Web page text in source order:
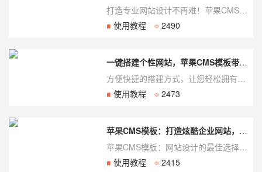
打造专业网站设计不再难！苹果CMS模板是一个强大的网站设计工具，可以帮助你成为真正的网...
使用教程
2490
一键搭建个性网站，苹果CMS模板带您飞越设计天际
方便快捷的搭建方式，让您轻松拥有个性网站在互联网时代，网站已经成为许多企业、个人展示自...
使用教程
2473
苹果CMS模板：打造炫酷企业网站，吸引更多客户
苹果CMS模板：网站设计的最佳选择在现代商业竞争激烈的时代，拥有一个独特、专业的企业网...
使用教程
2415